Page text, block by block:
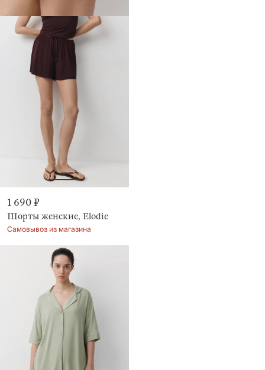
1 690 ₽
Шорты женские, Elodie
Самовывоз из магазина